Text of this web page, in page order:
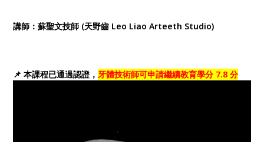
講師：蘇聖文技師 (天野齒 Leo Liao Arteeth Studio)
📌 本課程已通過認證， 牙體技術師可申請繼續教育學分 7.8 分